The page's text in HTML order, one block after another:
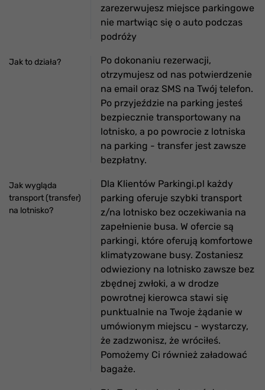
zarezerwujesz miejsce parkingowe
nie martwiąc się o auto podczas
podróży
Jak to działa?
Po dokonaniu rezerwacji,
otrzymujesz od nas potwierdzenie
na email oraz SMS na Twój telefon.
Po przyjeździe na parking jesteś
bezpiecznie transportowany na
lotnisko, a po powrocie z lotniska
na parking - transfer jest zawsze
bezpłatny.
Jak wygląda
transport (transfer)
na lotnisko?
Dla Klientów Parkingi.pl każdy
parking oferuje szybki transport
z/na lotnisko bez oczekiwania na
zapełnienie busa. W ofercie są
parkingi, które oferują komfortowe
klimatyzowane busy. Zostaniesz
odwieziony na lotnisko zawsze bez
zbędnej zwłoki, a w drodze
powrotnej kierowca stawi się
punktualnie na Twoje żądanie w
umówionym miejscu - wystarczy,
że zadzwonisz, że wróciłeś.
Pomożemy Ci również załadować
bagaże.